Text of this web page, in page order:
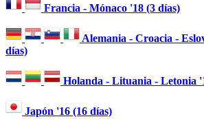
Francia - Mónaco '18 (3 días)
Alemania - Croacia -
días)
Holanda - Lituania - Letonia
Japón '16 (16 días)